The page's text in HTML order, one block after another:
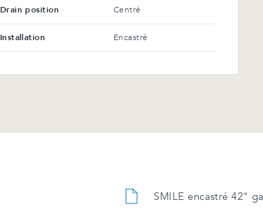
Drain position Centré
Installation Encastré
SMILE encastré 42"